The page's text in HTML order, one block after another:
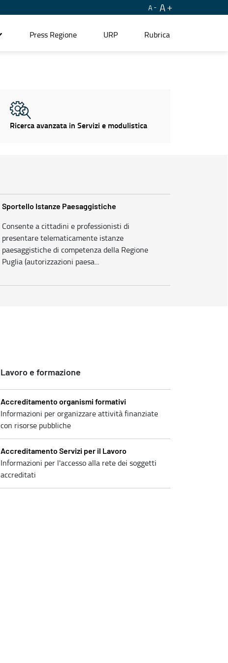
A A
Press Regione URP Rubrica
Ricerca avanzata in Servizi e modulistica
Sportello Istanze Paesaggistiche
Consente a cittadini e professionisti di
presentare telematicamente istanze
paesaggistiche di competenza della Regione
Puglia (autorizzazioni paesa...
Lavoro e formazione
Accreditamento organismi formativi
Informazioni per organizzare attività finanziate
con risorse pubbliche
Accreditamento Servizi per il Lavoro
Informazioni per l'accesso alla rete dei soggetti
accreditati